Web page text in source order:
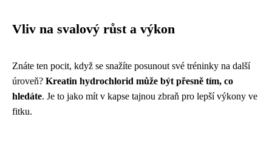
Vliv na svalový růst a výkon
Znáte ten pocit, když se snažíte posunout své tréninky na další
úroveň? Kreatin hydrochlorid může být přesně tím, co
hledáte. Je to jako mít v kapse tajnou zbraň pro lepší výkony ve
fitku.